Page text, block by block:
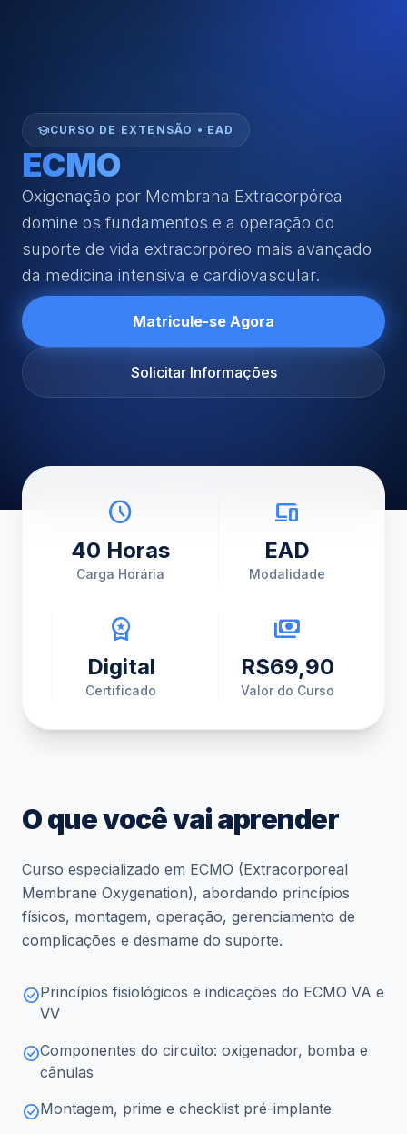
schoolCURSO DE EXTENSÃO • EAD
ECMO
Oxigenação por Membrana Extracorpórea
domine os fundamentos e a operação do
suporte de vida extracorpóreo mais avançado
da medicina intensiva e cardiovascular.
Matricule-se Agora
Solicitar Informações
schedule
40 Horas
Carga Horária
devices
EAD
Modalidade
workspace_premium
Digital
Certificado
payments
R$69,90
Valor do Curso
O que você vai aprender
Curso especializado em ECMO (Extracorporeal
Membrane Oxygenation), abordando princípios
físicos, montagem, operação, gerenciamento de
complicações e desmame do suporte.
check_circlePrincípios fisiológicos e indicações do ECMO VA e
VV
check_circleComponentes do circuito: oxigenador, bomba e
cânulas
check_circleMontagem, prime e checklist pré-implante